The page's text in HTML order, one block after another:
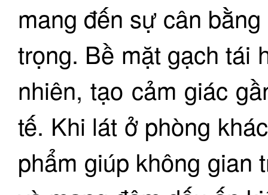
mang đến sự cân
trọng. Bề mặt gạch tái
nhiên, tạo cảm giác
tế. Khi lát ở phòng
phẩm giúp không gian